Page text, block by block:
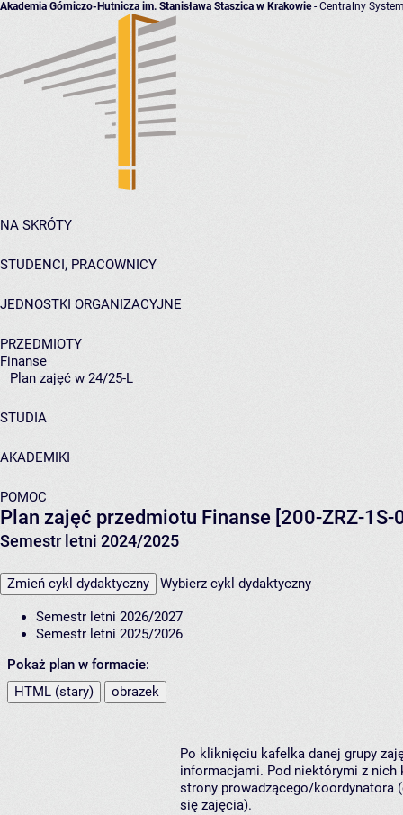
Akademia Górniczo-Hutnicza im. Stanisława Staszica w Krakowie- Centralny
NA SKRÓTY
STUDENCI, PRACOWNICY
JEDNOSTKI ORGANIZACYJNE
PRZEDMIOTY
Finanse
Plan zajęć w 24/25-L
STUDIA
AKADEMIKI
POMOC
Plan zajęć przedmiotu Finanse [200-ZRZ-1S-
Semestr letni 2024/2025
Zmień cykl dydaktyczny Wybierz cykl dydaktyczny
Semestr letni 2026/2027
Semestr letni 2025/2026
Pokaż plan w formacie:
HTML (stary)
obrazek
Po kliknięciu kafelka danej grupy
informacjami. Pod niektórymi z nich
strony prowadzącego/koordynatora
się zajęcia).